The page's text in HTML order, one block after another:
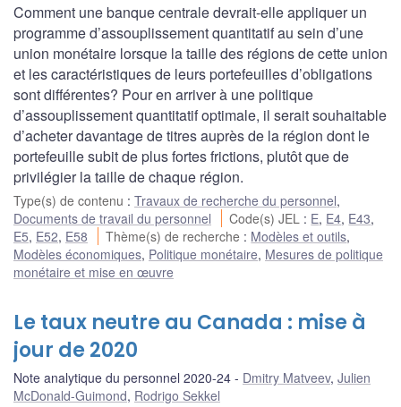
Comment une banque centrale devrait-elle appliquer un
programme d’assouplissement quantitatif au sein d’une
union monétaire lorsque la taille des régions de cette union
et les caractéristiques de leurs portefeuilles d’obligations
sont différentes? Pour en arriver à une politique
d’assouplissement quantitatif optimale, il serait souhaitable
d’acheter davantage de titres auprès de la région dont le
portefeuille subit de plus fortes frictions, plutôt que de
privilégier la taille de chaque région.
Type(s) de contenu : Travaux de recherche du personnel,
Documents de travail du personnel
Code(s) JEL : E, E4, E43,
E5, E52, E58 Thème(s) de recherche : Modèles et outils,
Modèles économiques, Politique monétaire, Mesures de politique
monétaire et mise en œuvre
Le taux neutre au Canada : mise à
jour de 2020
Note analytique du personnel 2020-24 Dmitry Matveev, Julien
McDonald-Guimond, Rodrigo Sekkel